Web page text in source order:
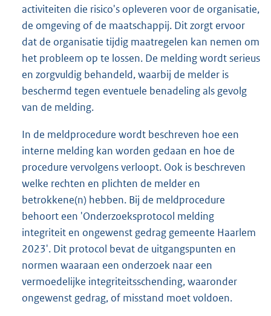
activiteiten die risico's opleveren voor de organisatie,
de omgeving of de maatschappij. Dit zorgt ervoor
dat de organisatie tijdig maatregelen kan nemen om
het probleem op te lossen. De melding wordt serieus
en zorgvuldig behandeld, waarbij de melder is
beschermd tegen eventuele benadeling als gevolg
van de melding.
In de meldprocedure wordt beschreven hoe een
interne melding kan worden gedaan en hoe de
procedure vervolgens verloopt. Ook is beschreven
welke rechten en plichten de melder en
betrokkene(n) hebben. Bij de meldprocedure
behoort een 'Onderzoeksprotocol melding
integriteit en ongewenst gedrag gemeente Haarlem
2023'. Dit protocol bevat de uitgangspunten en
normen waaraan een onderzoek naar een
vermoedelijke integriteitsschending, waaronder
ongewenst gedrag, of misstand moet voldoen.